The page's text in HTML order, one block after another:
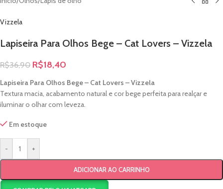
Vizzela
Lapiseira Para Olhos Bege – Cat Lovers – Vizzela
R$36,90 R$18,40
Lapiseira Para Olhos Bege – Cat Lovers – Vizzela
Textura macia, acabamento natural e cor bege perfeita para realçar e
iluminar o olhar com leveza.
Em estoque
- +
ADICIONAR AO CARRINHO